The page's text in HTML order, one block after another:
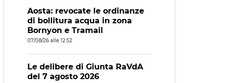
Aosta: revocate le ordinanze
di bollitura acqua in zona
Bornyon e Tramail
07/08/26 alle 12:52
Le delibere di Giunta RaVdA
del 7 agosto 2026